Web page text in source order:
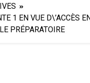
1 EN VUE D\’ACCÈS
PRÉPARATOIRE